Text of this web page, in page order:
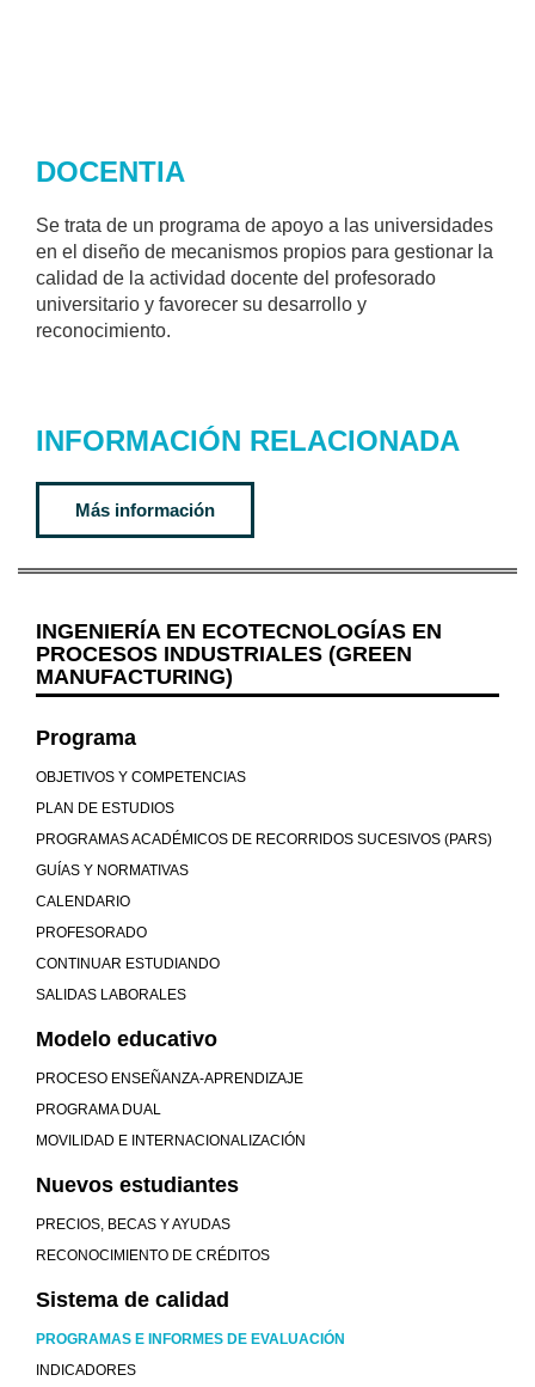
DOCENTIA
Se trata de un programa de apoyo a las universidades
en el diseño de mecanismos propios para gestionar la
calidad de la actividad docente del profesorado
universitario y favorecer su desarrollo y
reconocimiento.
INFORMACIÓN RELACIONADA
Más información
INGENIERÍA EN ECOTECNOLOGÍAS EN
PROCESOS INDUSTRIALES (GREEN
MANUFACTURING)
Programa
OBJETIVOS Y COMPETENCIAS
PLAN DE ESTUDIOS
PROGRAMAS ACADÉMICOS DE RECORRIDOS SUCESIVOS (PARS)
GUÍAS Y NORMATIVAS
CALENDARIO
PROFESORADO
CONTINUAR ESTUDIANDO
SALIDAS LABORALES
Modelo educativo
PROCESO ENSEÑANZA-APRENDIZAJE
PROGRAMA DUAL
MOVILIDAD E INTERNACIONALIZACIÓN
Nuevos estudiantes
PRECIOS, BECAS Y AYUDAS
RECONOCIMIENTO DE CRÉDITOS
Sistema de calidad
PROGRAMAS E INFORMES DE EVALUACIÓN
INDICADORES